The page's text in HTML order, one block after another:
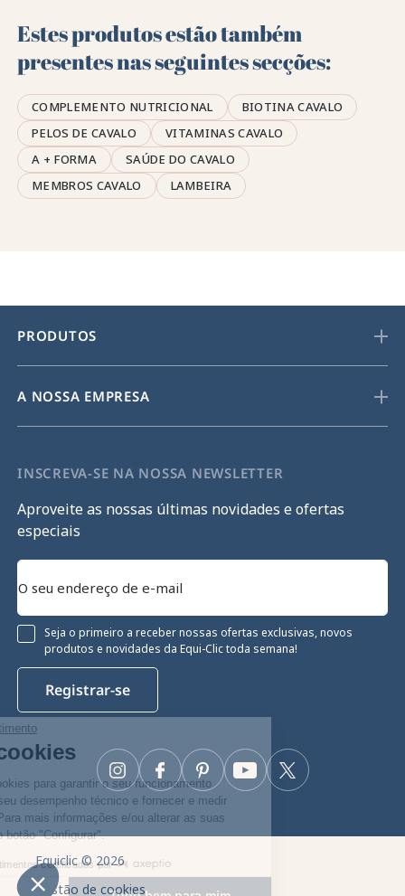
Continue sem consentimento
Gestão de cookies
O nosso site utiliza cookies para garantir o seu funcionamento
adequado, otimizar o seu desempenho técnico e fornecer e medir
anúncios relevantes. Para mais informações e/ou alterar as suas
preferências, clique no botão "Configurar".
Consentimentos certificados por
Estes produtos estão também
presentes nas seguintes secções:
COMPLEMENTO NUTRICIONAL
BIOTINA CAVALO
PELOS DE CAVALO
VITAMINAS CAVALO
A + FORMA
SAÚDE DO CAVALO
MEMBROS CAVALO
LAMBEIRA
PRODUTOS
A NOSSA EMPRESA
INSCREVA-SE NA NOSSA NEWSLETTER
Aproveite as nossas últimas novidades e ofertas
especiais
Seja o primeiro a receber nossas ofertas exclusivas, novos
produtos e novidades da Equi-Clic toda semana!
Registrar-se
Facebook Twitter
YouTube
Pinterest
Instagram
Equiclic © 2026
Gestão de cookies